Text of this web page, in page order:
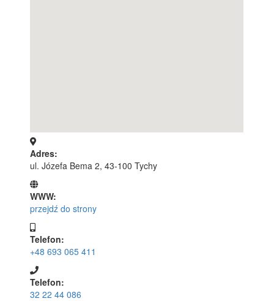
Adres:
ul. Józefa Bema 2, 43-100 Tychy
WWW:
przejdź do strony
Telefon:
+48 693 065 411
Telefon:
32 22 44 086